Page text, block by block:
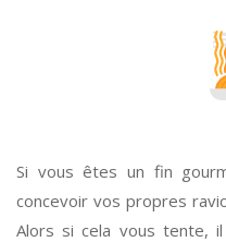
Si vous êtes un fin
concevoir vos propres
Alors si cela vous tente,